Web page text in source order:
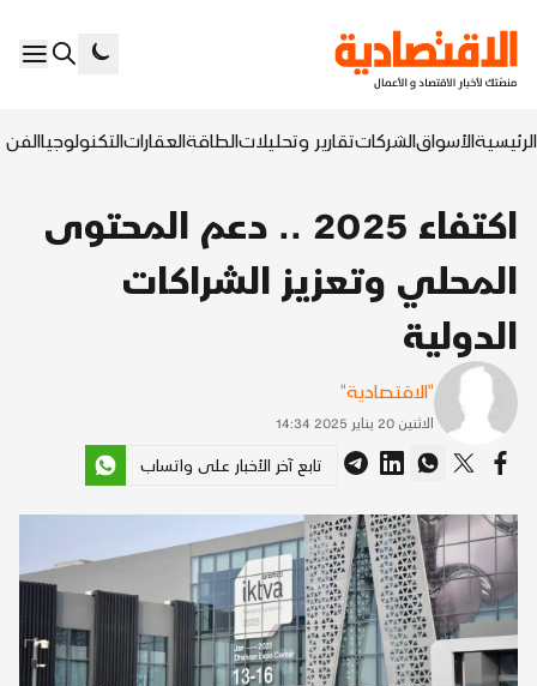
الرئيسيةالأسواقالشركاتتقارير وتحليلاتالطاقةالعقاراتالتكنولوجياالفن
اكتفاء 2025 .. دعم المحتوى
المحلي وتعزيز الشراكات
الدولية
"الاقتصادية"
الاثنين 20 يناير 2025 14:34
تابع آخر الأخبار على واتساب